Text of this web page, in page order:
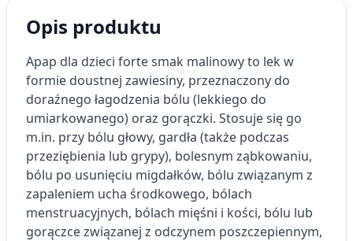
Opis produktu
Apap dla dzieci forte smak malinowy to lek w
formie doustnej zawiesiny, przeznaczony do
doraźnego łagodzenia bólu (lekkiego do
umiarkowanego) oraz gorączki. Stosuje się go
m.in. przy bólu głowy, gardła (także podczas
przeziębienia lub grypy), bolesnym ząbkowaniu,
bólu po usunięciu migdałków, bólu związanym z
zapaleniem ucha środkowego, bólach
menstruacyjnych, bólach mięśni i kości, bólu lub
gorączce związanej z odczynem poszczepiennym,